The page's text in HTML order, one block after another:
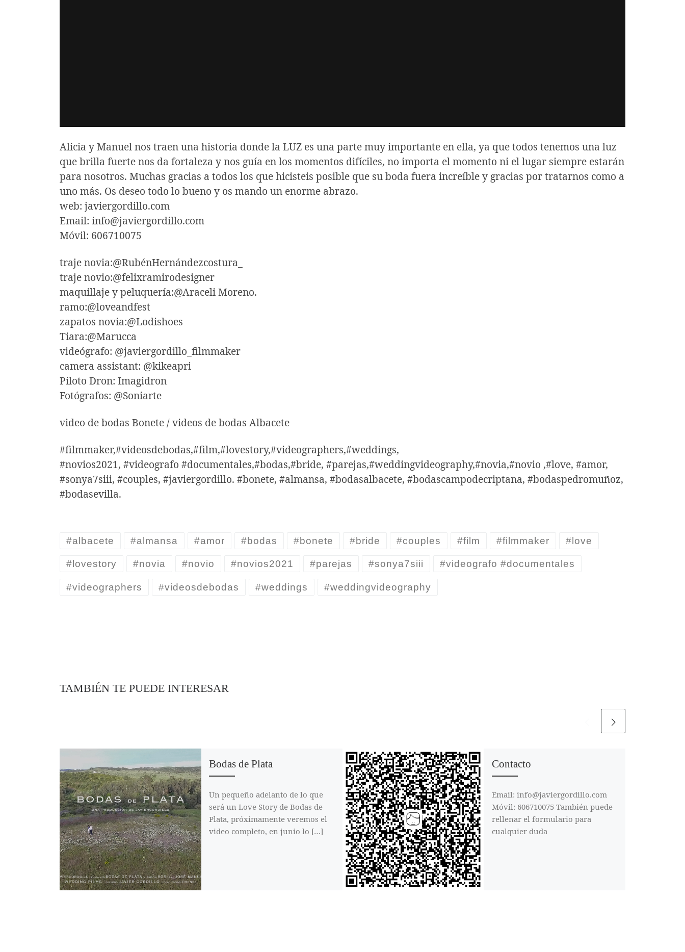
Alicia y Manuel nos traen una historia donde la LUZ es una parte muy importante en ella, ya que todos tenemos una luz
que brilla fuerte nos da fortaleza y nos guía en los momentos difíciles, no importa el momento ni el lugar siempre estarán
para nosotros. Muchas gracias a todos los que hicisteis posible que su boda fuera increíble y gracias por tratarnos como a
uno más. Os deseo todo lo bueno y os mando un enorme abrazo.
web: javiergordillo.com
Email: info@javiergordillo.com
Móvil: 606710075
traje novia:@RubénHernándezcostura_
traje novio:@felixramirodesigner
maquillaje y peluquería:@Araceli Moreno.
ramo:@loveandfest
zapatos novia:@Lodishoes
Tiara:@Marucca
videógrafo: @javiergordillo_filmmaker
camera assistant: @kikeapri
Piloto Dron: Imagidron
Fotógrafos: @Soniarte
video de bodas Bonete / videos de bodas Albacete
#filmmaker,#videosdebodas,#film,#lovestory,#videographers,#weddings,
#novios2021, #videografo #documentales,#bodas,#bride, #parejas,#weddingvideography,#novia,#novio ,#love, #amor,
#sonya7siii, #couples, #javiergordillo. #bonete, #almansa, #bodasalbacete, #bodascampodecriptana, #bodaspedromuñoz,
#bodasevilla.
#albacete #almansa #amor #bodas #bonete #bride #couples #film #filmmaker #love
#lovestory #novia #novio #novios2021 #parejas #sonya7siii #videografo #documentales
#videographers #videosdebodas #weddings #weddingvideography
TAMBIÉN TE PUEDE INTERESAR
Bodas de Plata
Un pequeño adelanto de lo que
será un Love Story de Bodas de
Plata, próximamente veremos el
video completo, en junio lo […]
Contacto
Email: info@javiergordillo.com
Móvil: 606710075 También puede
rellenar el formulario para
cualquier duda